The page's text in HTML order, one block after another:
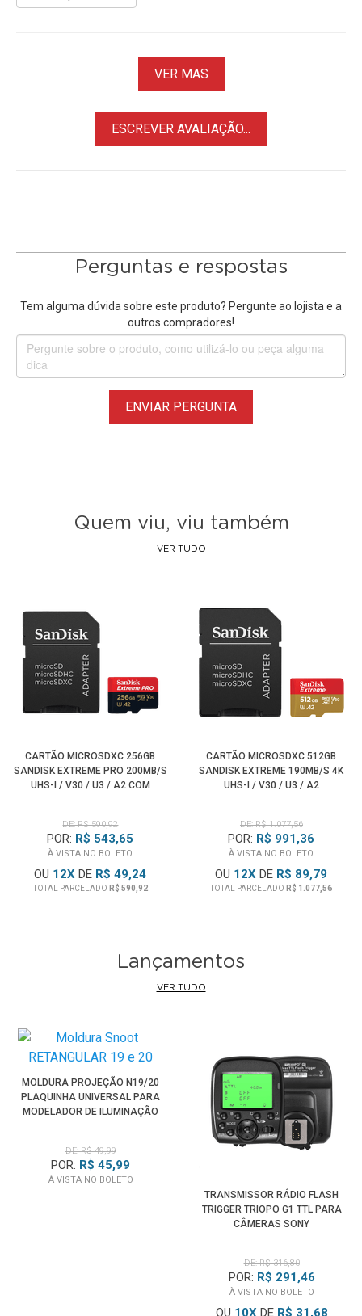
• Velocidades de leitura de até 170MB/s
impermeável, prova do raio X
• Apenas Cartão MicroSD, não acompanha Adaptador SD.
VER MAS
ESCREVER AVALIAÇÃO...
Perguntas e respostas
Tem alguma dúvida sobre este produto? Pergunte ao lojista e a
outros compradores!
ENVIAR PERGUNTA
Quem viu, viu também
VER TUDO
CARTÃO MICROSDXC 256GB
SANDISK EXTREME PRO 200MB/S
UHS-I / V30 / U3 / A2 COM
DE: R$ 590,92
POR: R$ 543,65
À VISTA NO BOLETO
OU 12X DE R$ 49,24
TOTAL PARCELADO R$ 590,92
CARTÃO MICROSDXC 512GB
SANDISK EXTREME 190MB/S 4K
UHS-I / V30 / U3 / A2
DE: R$ 1.077,56
POR: R$ 991,36
À VISTA NO BOLETO
OU 12X DE R$ 89,79
TOTAL PARCELADO R$ 1.077,56
Lançamentos
VER TUDO
MOLDURA PROJEÇÃO N19/20
PLAQUINHA UNIVERSAL PARA
MODELADOR DE ILUMINAÇÃO
DE: R$ 49,99
POR: R$ 45,99
À VISTA NO BOLETO
TRANSMISSOR RÁDIO FLASH
TRIGGER TRIOPO G1 TTL PARA
CÂMERAS SONY
DE: R$ 316,80
POR: R$ 291,46
À VISTA NO BOLETO
OU 10XDE R$ 31,68